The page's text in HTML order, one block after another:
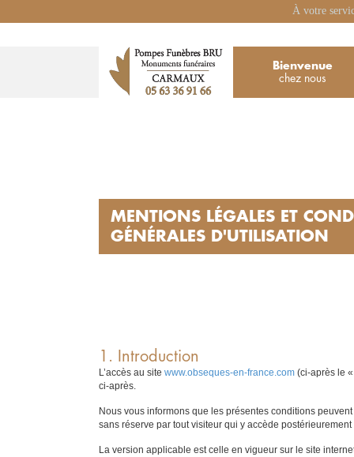
À votre
Bienvenue
chez nous
MENTIONS LÉGALES ET
GÉNÉRALES D'UTILISATION
1. Introduction
L’accès au site www.obseques-en-france.com (ci-après le
ci-après.
Nous vous informons que les présentes conditions
sans réserve par tout visiteur qui y accède
La version applicable est celle en vigueur sur le site